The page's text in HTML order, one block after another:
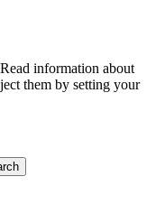
information about
them by setting your